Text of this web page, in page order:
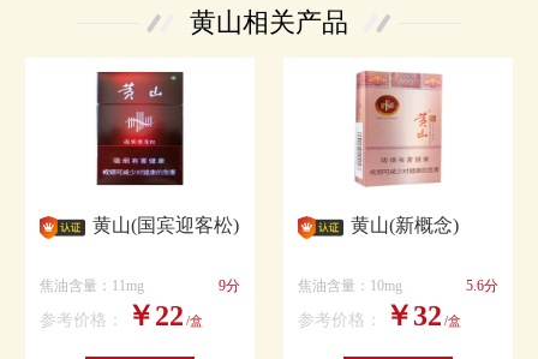
黄山相关产品
黄山(国宾迎客松)
焦油含量：11mg 9分
参考价格： ￥22 /盒
黄山(新概念)
焦油含量：10mg 5.6分
参考价格： ￥32 /盒